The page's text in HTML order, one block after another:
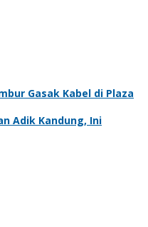
Gasak Kabel di Plaza
Adik Kandung, Ini